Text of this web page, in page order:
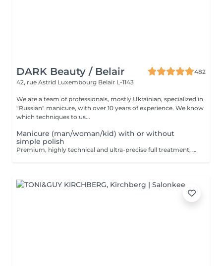
DARK Beauty / Belair
482
42, rue Astrid Luxembourg Belair L-1143
We are a team of professionals, mostly Ukrainian, specialized in
"Russian" manicure, with over 10 years of experience. We know
which techniques to us...
Manicure (man/woman/kid) with or without
simple polish
Premium, highly technical and ultra-precise full treatment, performed mainly with an e-file to achieve a perfectly clean nail contour and apply the polish as close as possible, even slightly under the cuticle. This technique helps visually delay the regrowth by around 10 days. Visual result: -Extremely well-groomed nails, clean contours, flawless shape -Instagram / photo studio effect: neat, precise, with no visible dry skin Service content: -Removal of old semi-permanent and/or gel polish (if needed, please book accordingly this option via this screen) -Very meticulous preparation of the nail plate -Removal of dead skin -Shape and file nails -Gentle cuticle care -Application of a transparent simple polish (if desired) OR application of your own simple polish to bring with you (if needed, please book accordingly this option via this screen) -Application of cuticle oil and hand cream